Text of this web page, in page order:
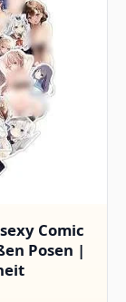
Comic
Posen |